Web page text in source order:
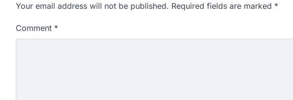
Your email address will not be published. Required fields are marked *
Comment *